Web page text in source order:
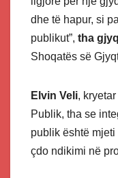
dhe të hapur, si
publikut”, tha
Shoqatës së
Elvin Veli,
Publik, tha se
publik është
çdo ndikimi në